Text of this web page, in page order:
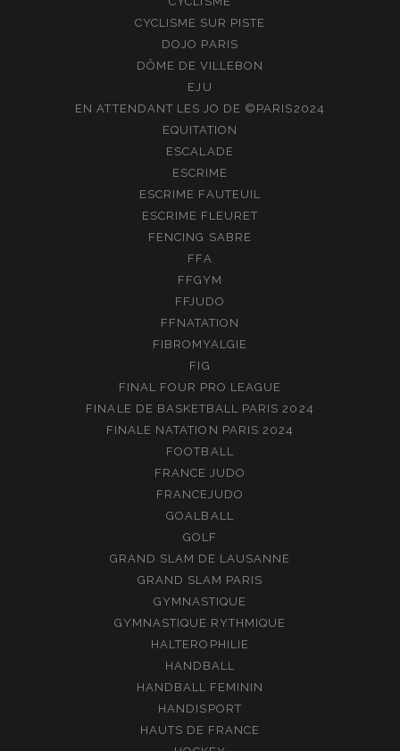
CYCLISME SUR PISTE
DOJO PARIS
DÔME DE VILLEBON
EJU
EN ATTENDANT LES JO DE ©PARIS2024
EQUITATION
ESCALADE
ESCRIME
ESCRIME FAUTEUIL
ESCRIME FLEURET
FENCING SABRE
FFA
FFGYM
FFJUDO
FFNATATION
FIBROMYALGIE
FIG
FINAL FOUR PRO LEAGUE
FINALE DE BASKETBALL PARIS 2024
FINALE NATATION PARIS 2024
FOOTBALL
FRANCE JUDO
FRANCEJUDO
GOALBALL
GOLF
GRAND SLAM DE LAUSANNE
GRAND SLAM PARIS
GYMNASTIQUE
GYMNASTIQUE RYTHMIQUE
HALTEROPHILIE
HANDBALL
HANDBALL FEMININ
HANDISPORT
HAUTS DE FRANCE